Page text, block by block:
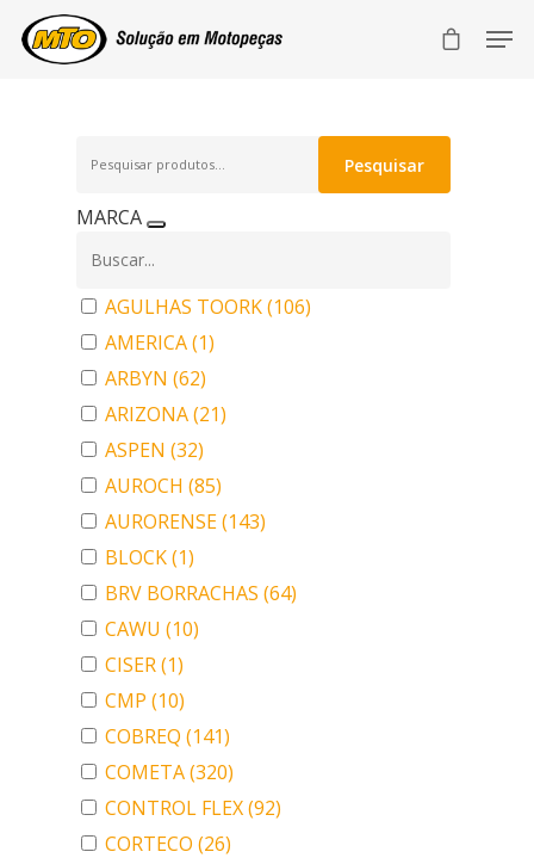
por:
Pesquisar
MARCA
AGULHAS TOORK(106)
AMERICA(1)
ARBYN (62)
ARIZONA(21)
ASPEN (32)
AUROCH (85)
AURORENSE(143)
BLOCK(1)
BRV BORRACHAS (64)
CAWU (10)
CISER(1)
CMP (10)
COBREQ (141)
COMETA(320)
CONTROL FLEX(92)
CORTECO (26)